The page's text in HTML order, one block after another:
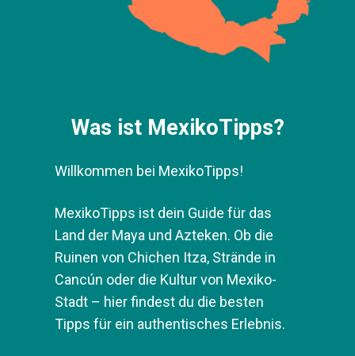
Was ist MexikoTipps?
Willkommen bei MexikoTipps!
MexikoTipps ist dein Guide für das
Land der Maya und Azteken. Ob die
Ruinen von Chichen Itza, Strände in
Cancún oder die Kultur von Mexiko-
Stadt – hier findest du die besten
Tipps für ein authentisches Erlebnis.